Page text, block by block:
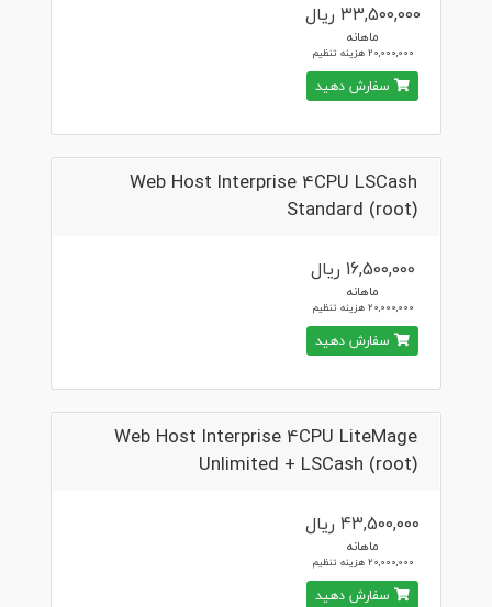
33,500,000 ریال
ماهانه
20,000,000 هزینه تنظیم
سفارش دهید
Web Host Interprise 4CPU LSCash
Standard (root)
16,500,000 ریال
ماهانه
20,000,000 هزینه تنظیم
سفارش دهید
Web Host Interprise 4CPU LiteMage
Unlimited + LSCash (root)
43,500,000 ریال
ماهانه
20,000,000 هزینه تنظیم
سفارش دهید